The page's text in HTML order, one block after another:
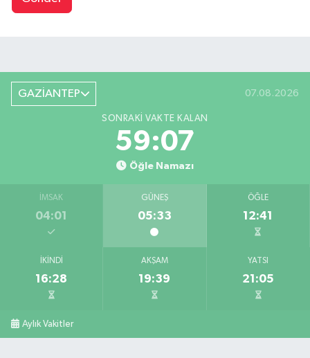
GAZİANTEP 07.08.2026
SONRAKI VAKTE KALAN
59:06
Öğle Namazı
İMSAK
04:01
GÜNEŞ
05:33
ÖĞLE
12:41
İKINDI
16:28
AKŞAM
19:39
YATSI
21:05
Aylık Vakitler